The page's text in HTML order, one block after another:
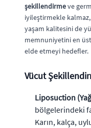
şekillendirmeve
iyileştirmekle
yaşam kalitesini de
memnuniyetini en
elde etmeyi hedefler.
Vücut
Liposuction
bölgelerindeki
Karın, kalça,